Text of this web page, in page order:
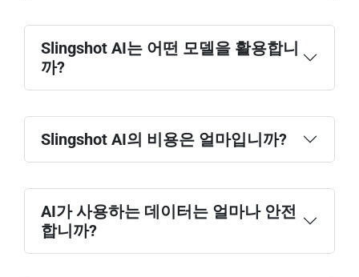
Slingshot AI는 어떤 모델을 활용합니
까?
Slingshot AI의 비용은 얼마입니까?
AI가 사용하는 데이터는 얼마나 안전
합니까?